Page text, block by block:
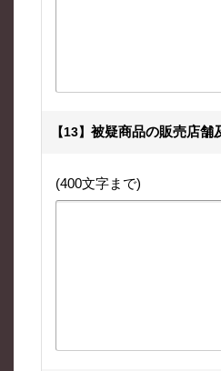
【13】 被疑商品の販売店舗
(400文字まで)